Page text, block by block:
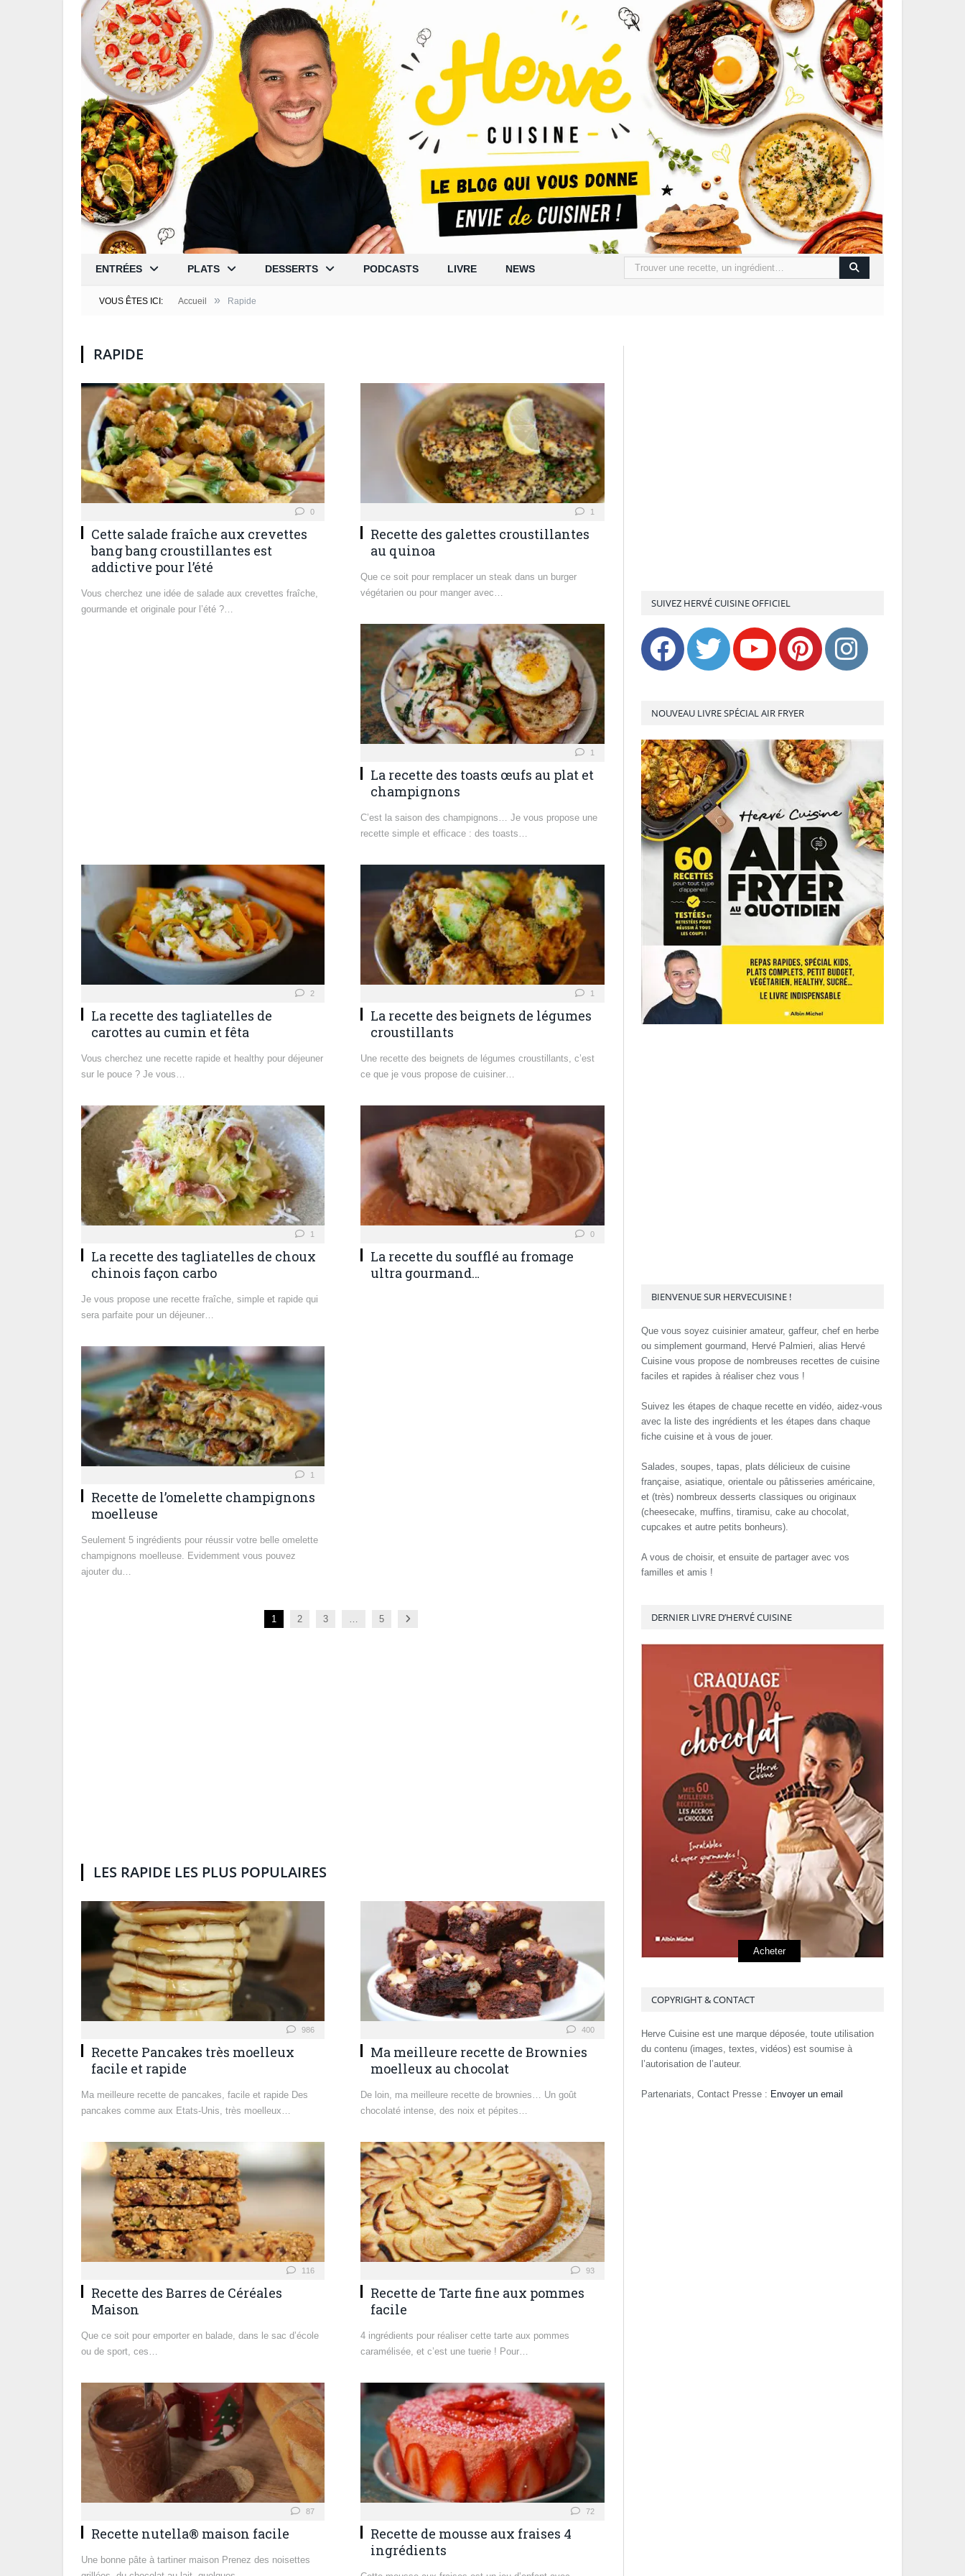
ENTRÉES PLATS DESSERTS PODCASTS LIVRE NEWS
VOUS ÊTES ICI: Accueil » Rapide
RAPIDE
0
Cette salade fraîche aux crevettes
bang bang croustillantes est
addictive pour l’été
Vous cherchez une idée de salade aux crevettes fraîche,
gourmande et originale pour l’été ?…
1
Recette des galettes croustillantes
au quinoa
Que ce soit pour remplacer un steak dans un burger
végétarien ou pour manger avec…
1
La recette des toasts œufs au plat et
champignons
C’est la saison des champignons… Je vous propose une
recette simple et efficace : des toasts…
2
La recette des tagliatelles de
carottes au cumin et fêta
Vous cherchez une recette rapide et healthy pour déjeuner
sur le pouce ? Je vous…
1
La recette des beignets de légumes
croustillants
Une recette des beignets de légumes croustillants, c’est
ce que je vous propose de cuisiner…
1
La recette des tagliatelles de choux
chinois façon carbo
Je vous propose une recette fraîche, simple et rapide qui
sera parfaite pour un déjeuner…
0
La recette du soufflé au fromage
ultra gourmand…
1
Recette de l’omelette champignons
moelleuse
Seulement 5 ingrédients pour réussir votre belle omelette
champignons moelleuse. Evidemment vous pouvez
ajouter du…
1 2 3 5 Next
LES RAPIDE LES PLUS POPULAIRES
986
Recette Pancakes très moelleux
facile et rapide
Ma meilleure recette de pancakes, facile et rapide Des
pancakes comme aux Etats-Unis, très moelleux…
400
Ma meilleure recette de Brownies
moelleux au chocolat
De loin, ma meilleure recette de brownies… Un goût
chocolaté intense, des noix et pépites…
116
Recette des Barres de Céréales
Maison
Que ce soit pour emporter en balade, dans le sac d’école
ou de sport, ces…
93
Recette de Tarte fine aux pommes
facile
4 ingrédients pour réaliser cette tarte aux pommes
caramélisée, et c’est une tuerie ! Pour…
87
Recette nutella® maison facile
Une bonne pâte à tartiner maison Prenez des noisettes
72
Recette de mousse aux fraises 4
ingrédients
SUIVEZ HERVÉ CUISINE OFFICIEL
NOUVEAU LIVRE SPÉCIAL AIR FRYER
BIENVENUE SUR HERVECUISINE !
Que vous soyez cuisinier amateur, gaffeur, chef en herbe
ou simplement gourmand, Hervé Palmieri, alias Hervé
Cuisine vous propose de nombreuses recettes de cuisine
faciles et rapides à réaliser chez vous !
Suivez les étapes de chaque recette en vidéo, aidez-vous
avec la liste des ingrédients et les étapes dans chaque
fiche cuisine et à vous de jouer.
Salades, soupes, tapas, plats délicieux de cuisine
française, asiatique, orientale ou pâtisseries américaine,
et (très) nombreux desserts classiques ou originaux
(cheesecake, muffins, tiramisu, cake au chocolat,
cupcakes et autre petits bonheurs).
A vous de choisir, et ensuite de partager avec vos
familles et amis !
DERNIER LIVRE D’HERVÉ CUISINE
Acheter
COPYRIGHT & CONTACT
Herve Cuisine est une marque déposée, toute utilisation
du contenu (images, textes, vidéos) est soumise à
l’autorisation de l’auteur.
Partenariats, Contact Presse : Envoyer un email